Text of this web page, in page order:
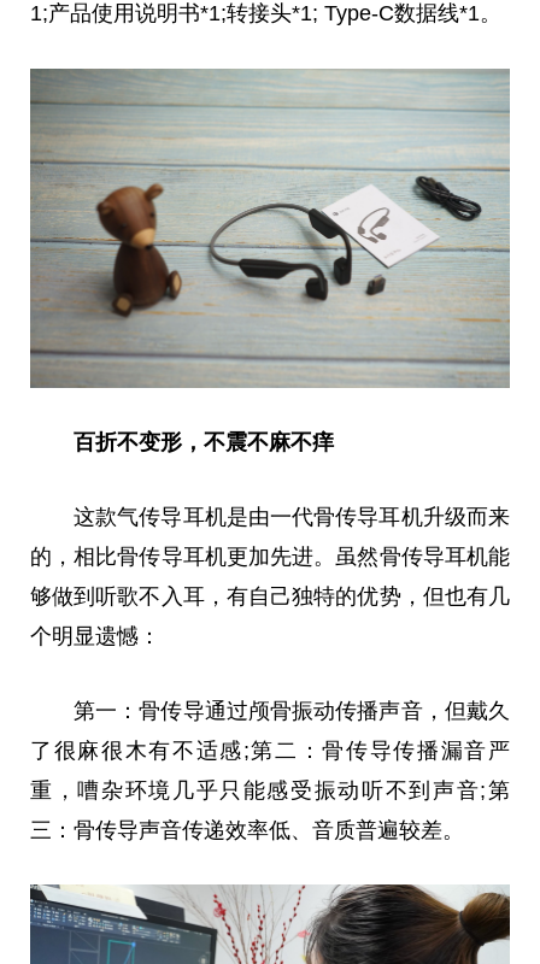
1;产品使用说明书*1;转接头*1; Type-C数据线*1。
百折不变形，不震不麻不痒
这款气传导耳机是由一代骨传导耳机升级而来
的，相比骨传导耳机更加先进。虽然骨传导耳机能
够做到听歌不入耳，有自己独特的优势，但也有几
个明显遗憾：
第一：骨传导通过颅骨振动传播声音，但戴久
了很麻很木有不适感;第二：骨传导传播漏音严
重，嘈杂环境几乎只能感受振动听不到声音;第
三：骨传导声音传递效率低、音质普遍较差。